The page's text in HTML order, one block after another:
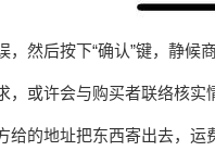
然后按下“确认”键，静候
，或许会与购买者联络核实
的地址把东西寄出去，运